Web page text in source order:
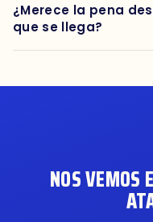
¿Merece la pena
que se llega?
NOS VEMOS